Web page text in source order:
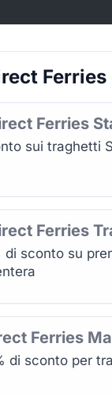
Ferries
sui traghetti
Ferries
di sconto su
Ferries
di sconto per